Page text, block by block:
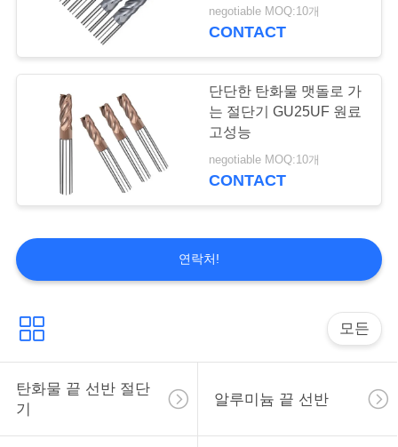
텅스텐은 톱날을
10
44
negotiable MOQ:10개
CONTACT
단단한 탄화물 맷돌로 가
는 절단기 GU25UF 원료
고성능
negotiable MOQ:10개
CONTACT
연락처!
모든
탄화물 끝 선반 절단
기
알루미늄 끝 선반